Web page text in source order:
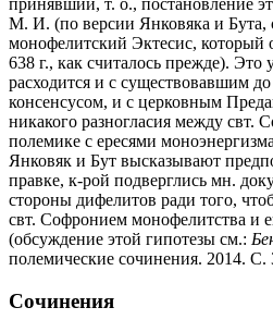
принявший, т. о., постановление
М. И. (по версии Янковяка и Бута,
монофелитский Эктесис, который
638 г., как считалось прежде). Это
расходится и с существовавшим
консенсусом, и с церковным
никакого разногласия между
полемике с ересями
Янковяк и Бут высказывают
правке, к-рой подверглись мн.
стороны дифелитов ради того,
свт. Софронием монофелитства и
(обсуждение этой гипотезы см.:
полемические сочинения. 2014. С.
Сочинения